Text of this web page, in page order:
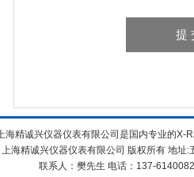
上海精诚兴仪器仪表有限公司是国内专业的
上海精诚兴仪器仪表有限公司 版权所有 地
联系人：樊先生 电话：137-